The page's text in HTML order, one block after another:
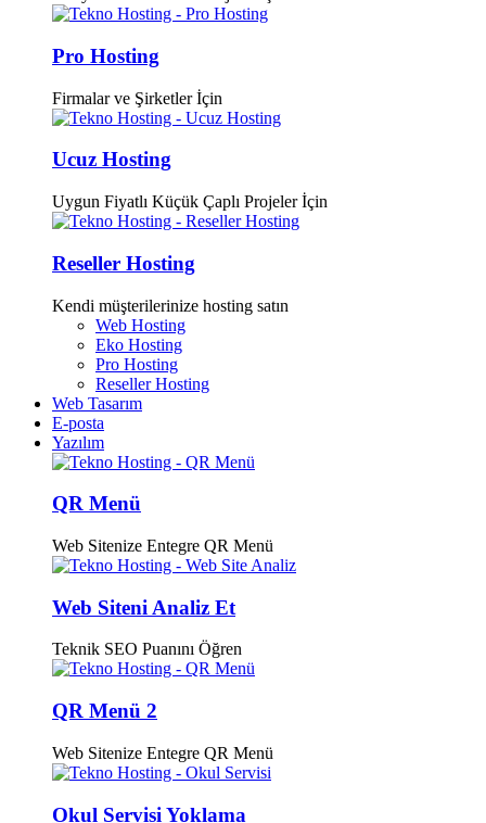
Pro Hosting
Firmalar ve Şirketler İçin
Ucuz Hosting
Uygun Fiyatlı Küçük Çaplı Projeler İçin
Reseller Hosting
Kendi müşterilerinize hosting satın
Web Hosting
Eko Hosting
Pro Hosting
Reseller Hosting
Web Tasarım
E-posta
Yazılım
QR Menü
Web Sitenize Entegre QR Menü
Web Siteni Analiz Et
Teknik SEO Puanını Öğren
QR Menü 2
Web Sitenize Entegre QR Menü
Okul Servisi Yoklama